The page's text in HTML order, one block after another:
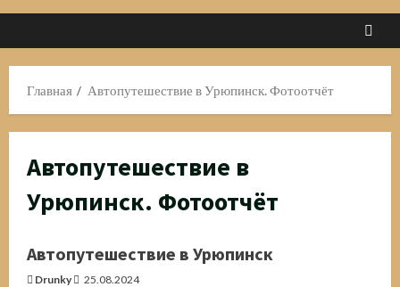
Главная Автопутешествие в Урюпинск. Фотоотчёт
Автопутешествие в
Урюпинск. Фотоотчёт
Автопутешествие в Урюпинск
Drunky 25.08.2024